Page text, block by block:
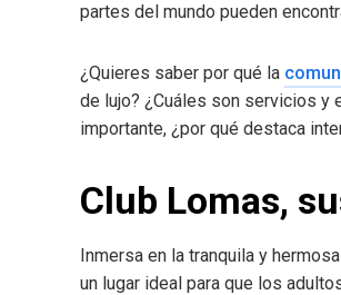
partes del mundo pueden
¿Quieres saber por qué la
de lujo? ¿Cuáles son servicios y
importante, ¿por qué destaca
Club Lomas,
Inmersa en la tranquila y
un lugar ideal para que los